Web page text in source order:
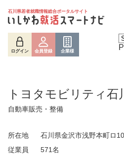
石川県若者就職情報総合ポータルサイト
ログイン 会員登録 企業様
トヨタモビリティ石
自動車販売・整備
所在地
石川県金沢市浅野本町ロ
従業員
571名